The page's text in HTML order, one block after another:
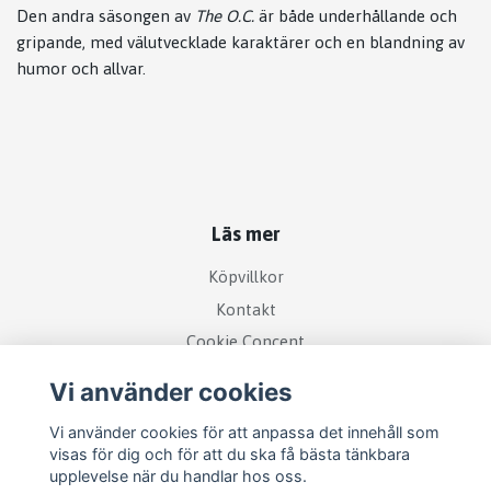
Den andra säsongen av The O.C. är både underhållande och
gripande, med välutvecklade karaktärer och en blandning av
humor och allvar.
Läs mer
Köpvillkor
Kontakt
Cookie Concent
Vi använder cookies
Vi använder cookies för att anpassa det innehåll som
visas för dig och för att du ska få bästa tänkbara
upplevelse när du handlar hos oss.